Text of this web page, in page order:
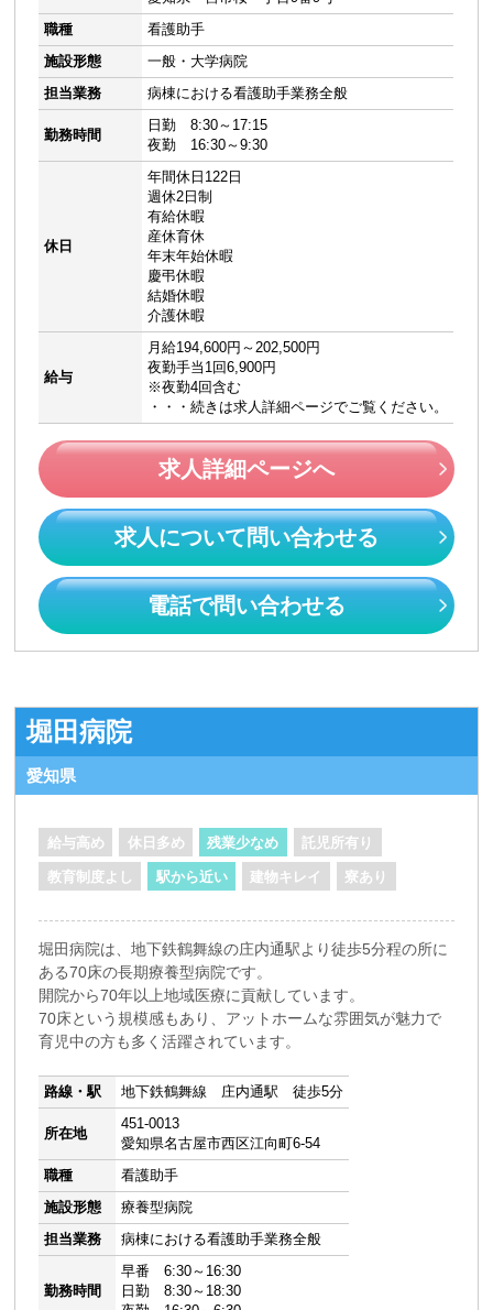
職種
看護助手
施設形態
一般・大学病院
担当業務
病棟における看護助手業務全般
勤務時間
日勤 8:30～17:15
夜勤 16:30～9:30
休日
年間休日122日
週休2日制
有給休暇
産休育休
年末年始休暇
慶弔休暇
結婚休暇
介護休暇
給与
月給194,600円～202,500円
夜勤手当1回6,900円
※夜勤4回含む
・・・続きは求人詳細ページでご覧ください。
求人詳細ページへ
求人について問い合わせる
電話で問い合わせる
堀田病院
愛知県
給与高め 休日多め 残業少なめ 託児所有り
教育制度よし 駅から近い 建物キレイ 寮あり
堀田病院は、地下鉄鶴舞線の庄内通駅より徒歩5分程の所に
ある70床の長期療養型病院です。
開院から70年以上地域医療に貢献しています。
70床という規模感もあり、アットホームな雰囲気が魅力で
育児中の方も多く活躍されています。
路線・駅 地下鉄鶴舞線 庄内通駅 徒歩5分
所在地
451-0013
愛知県名古屋市西区江向町6-54
職種
看護助手
施設形態
療養型病院
担当業務
病棟における看護助手業務全般
勤務時間
早番 6:30～16:30
日勤 8:30～18:30